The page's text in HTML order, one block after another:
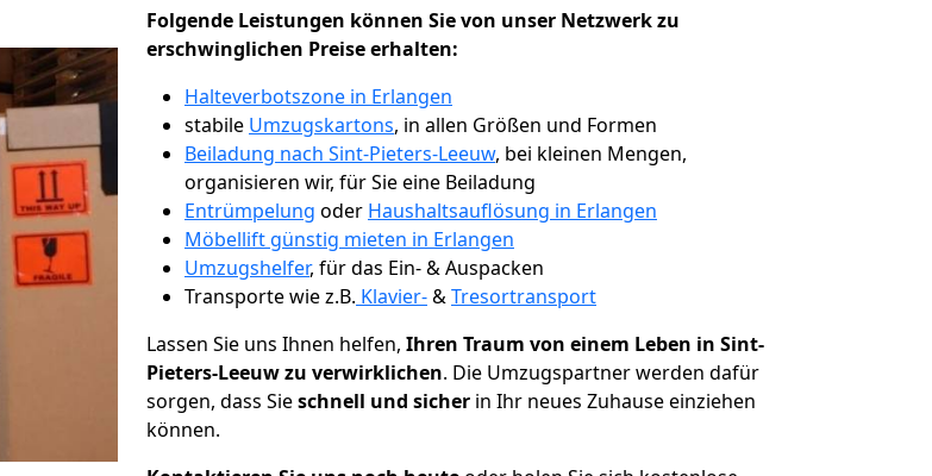
Folgende Leistungen können Sie von unser Netzwerk zu
erschwinglichen Preise erhalten:
Halteverbotszone in Erlangen
stabile Umzugskartons, in allen Größen und Formen
Beiladung nach Sint-Pieters-Leeuw, bei kleinen Mengen,
organisieren wir, für Sie eine Beiladung
Entrümpelung oder Haushaltsauflösung in Erlangen
Möbellift günstig mieten in Erlangen
Umzugshelfer, für das Ein- & Auspacken
Transporte wie z.B. Klavier-&Tresortransport
Lassen Sie uns Ihnen helfen, Ihren Traum von einem Leben in Sint-
Pieters-Leeuw zu verwirklichen. Die Umzugspartner werden dafür
sorgen, dass Sieschnell und sicher in Ihr neues Zuhause einziehen
können.